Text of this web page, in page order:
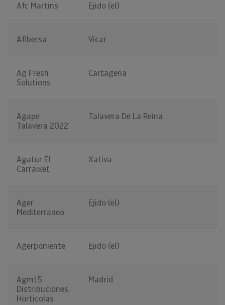
Afc Martins Ejido (el)
Afibersa Vicar
Ag Fresh
Solutions
Cartagena
Agape
Talavera 2022
Talavera De La Reina
Agatur El
Carraixet
Xativa
Ager
Mediterraneo
Ejido (el)
Agerponiente Ejido (el)
Agm15
Distribuciones
Horticolas
Madrid